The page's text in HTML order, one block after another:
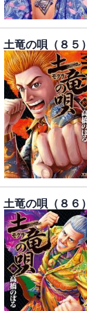
土竜の唄（８５）
土竜の唄（８６）